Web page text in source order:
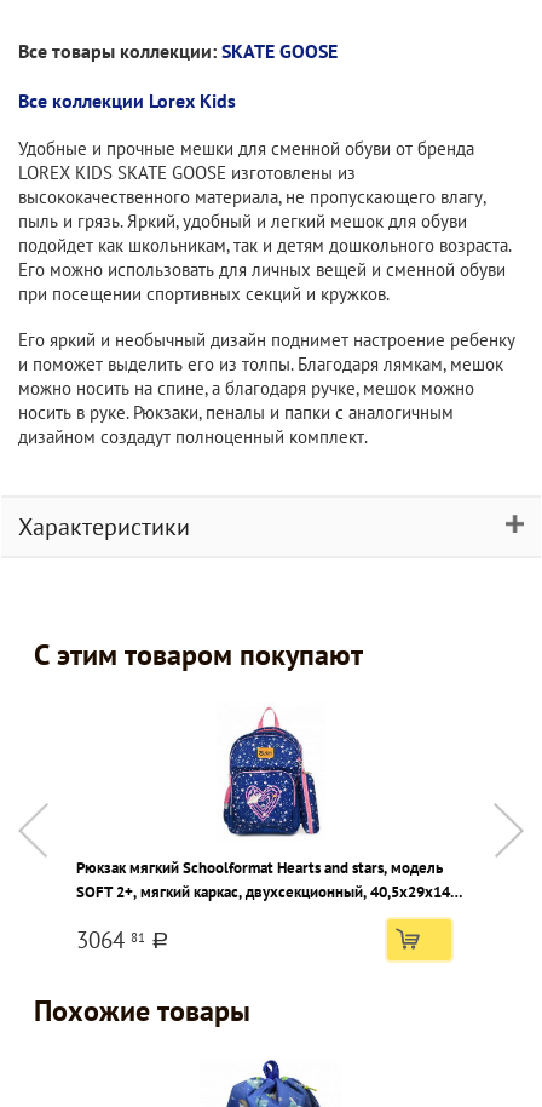
Все товары коллекции: SKATE GOOSE
Все коллекции Lorex Kids
Удобные и прочные мешки для сменной обуви от бренда
LOREX KIDS SKATE GOOSE изготовлены из
высококачественного материала, не пропускающего влагу,
пыль и грязь. Яркий, удобный и легкий мешок для обуви
подойдет как школьникам, так и детям дошкольного возраста.
Его можно использовать для личных вещей и сменной обуви
при посещении спортивных секций и кружков.
Его яркий и необычный дизайн поднимет настроение ребенку
и поможет выделить его из толпы. Благодаря лямкам, мешок
можно носить на спине, а благодаря ручке, мешок можно
носить в руке. Рюкзаки, пеналы и папки с аналогичным
дизайном создадут полноценный комплект.
Характеристики
С этим товаром покупают
Рюкзак мягкий Schoolformat Hearts and stars, модель
SOFT 2+, мягкий каркас, двухсекционный, 40,5х29х14
3064 81 a
Похожие товары